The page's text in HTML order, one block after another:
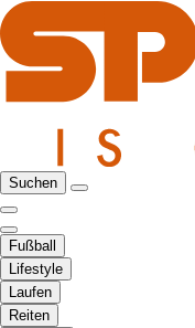
Suchen
Fußball
Lifestyle
Laufen
Reiten